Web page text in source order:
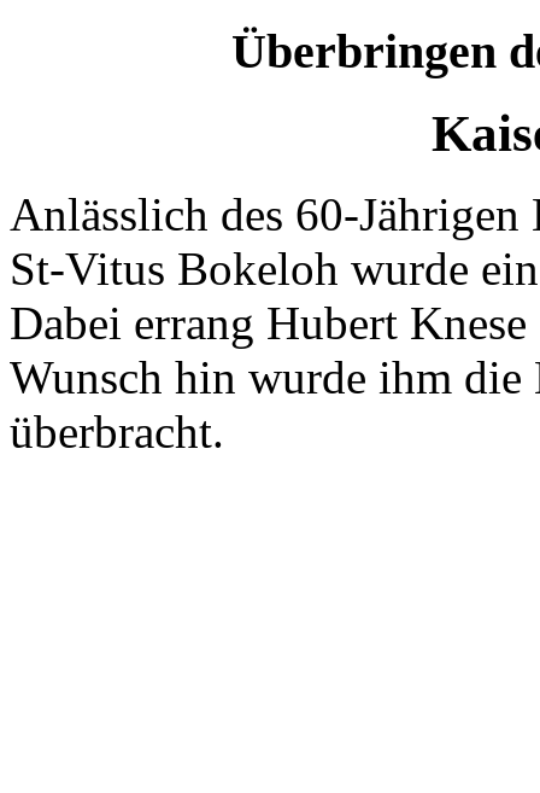
Überbringen
Anlässlich des 60-Jährigen
St-Vitus Bokeloh wurde
Dabei errang Hubert
Wunsch hin wurde ihm die
überbracht.